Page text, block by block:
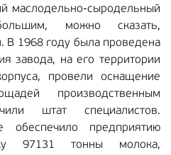
маслодельно-сыродельный
можно сказать,
1968 году была проведена
завода, на его территории
провели оснащение
производственным
штат специалистов.
обеспечило предприятию
97131 тонны молока,